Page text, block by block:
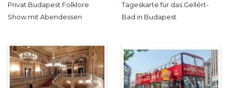
Privat Budapest Folklore
Show mit Abendessen
Tageskarte für das Gellért-
Bad in Budapest